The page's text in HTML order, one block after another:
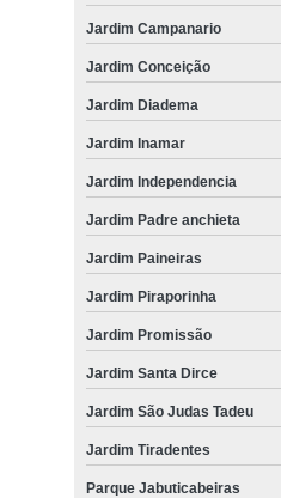
Jardim Campanario
Jardim Conceição
Jardim Diadema
Jardim Inamar
Jardim Independencia
Jardim Padre anchieta
Jardim Paineiras
Jardim Piraporinha
Jardim Promissão
Jardim Santa Dirce
Jardim São Judas Tadeu
Jardim Tiradentes
Parque Jabuticabeiras